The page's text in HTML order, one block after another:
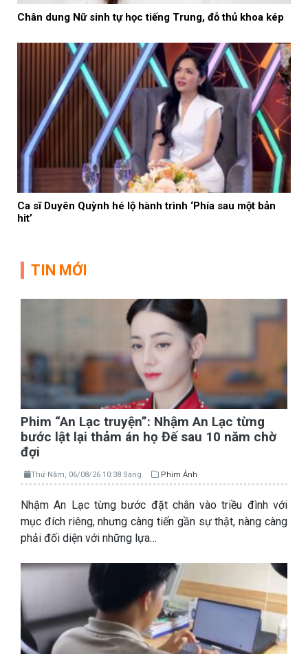
Chân dung Nữ sinh tự học tiếng Trung, đỗ thủ khoa kép
Ca sĩ Duyên Quỳnh hé lộ hành trình ‘Phía sau một bản
hit’
TIN MỚI
Phim “An Lạc truyện”: Nhậm An Lạc từng
bước lật lại thảm án họ Đế sau 10 năm chờ
đợi
Thứ Năm, 06/08/26 10:38 Sáng Phim Ảnh
Nhậm An Lạc từng bước đặt chân vào triều đình với
mục đích riêng, nhưng càng tiến gần sự thật, nàng càng
phải đối diện với những lựa…